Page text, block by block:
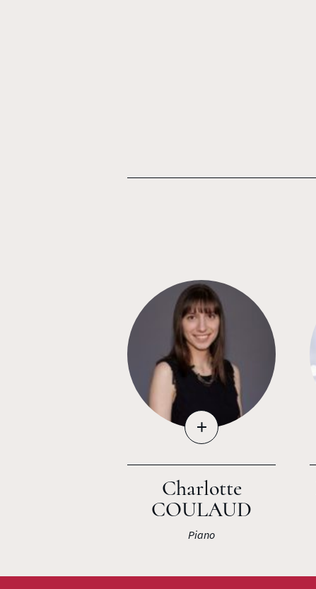
+
Charlotte
COULAUD
Piano